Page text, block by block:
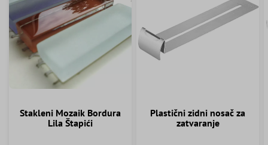
Stakleni Mozaik Bordura
Lila Štapići
Plastični zidni nosač za
zatvaranje